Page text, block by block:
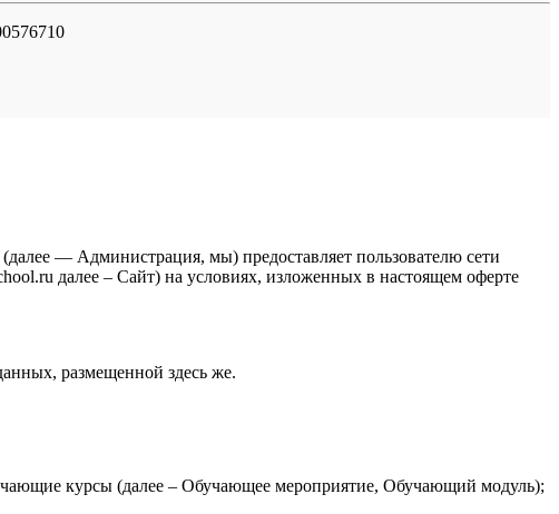
— Администрация, мы) предоставляет пользователю сети
далее – Сайт) на условиях, изложенных в настоящем оферте
размещенной здесь же.
курсы (далее – Обучающее мероприятие, Обучающий модуль);